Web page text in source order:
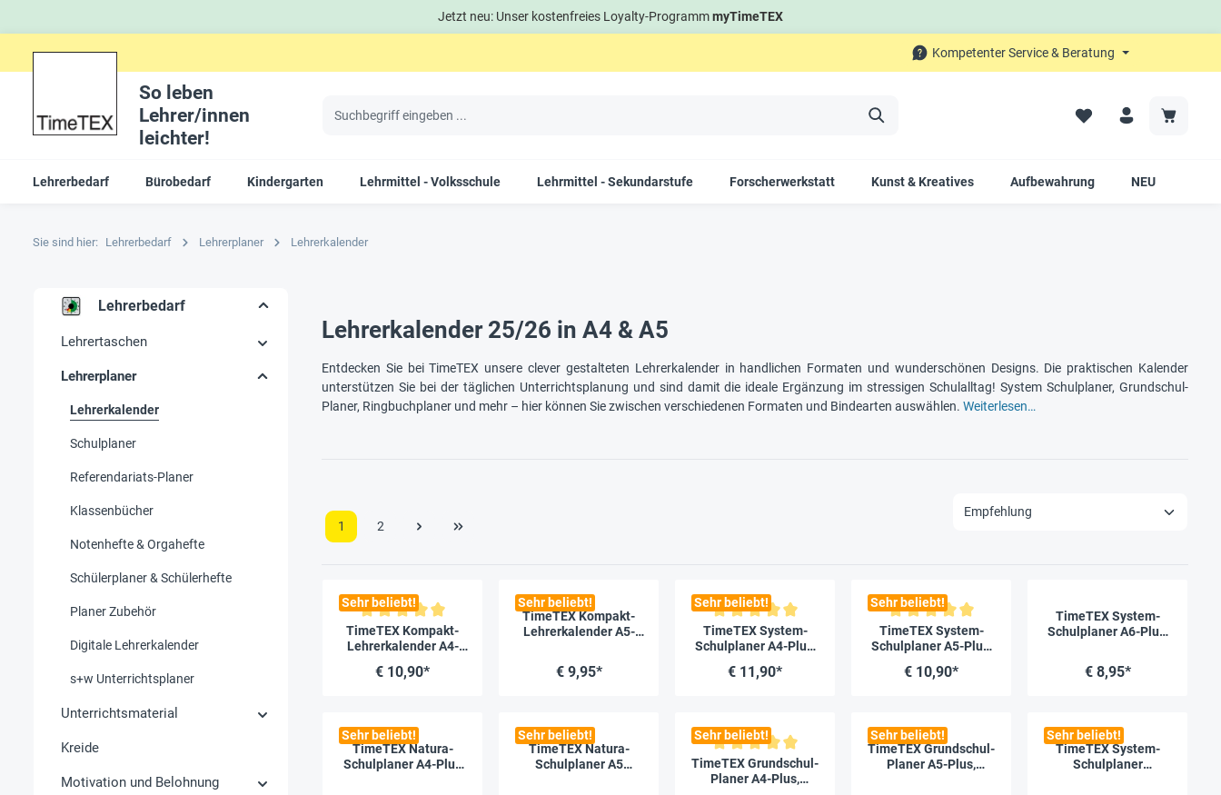
Jetzt neu: Unser kostenfreies Loyalty-ProgrammmyTimeTEX
Kompetenter Service & Beratung
So leben
Lehrer/innen
leichter!
Lehrerbedarf Bürobedarf Kindergarten Lehrmittel - Volksschule Lehrmittel - Sekundarstufe Forscherwerkstatt Kunst & Kreatives Aufbewahrung NEU
Sie sind hier: Lehrerbedarf Lehrerplaner Lehrerkalender
Lehrerbedarf
Lehrertaschen
Lehrerplaner
Lehrerkalender
Schulplaner
Referendariats-Planer
Klassenbücher
Notenhefte & Orgahefte
Schülerplaner & Schülerhefte
Planer Zubehör
Digitale Lehrerkalender
s+w Unterrichtsplaner
Unterrichtsmaterial
Kreide
Motivation und Belohnung
Lehrerkalender 25/26 in A4 & A5
Entdecken Sie bei TimeTEX unsere clever gestalteten Lehrerkalender in handlichen Formaten und wunderschönen Designs. Die praktischen Kalender
unterstützen Sie bei der täglichen Unterrichtsplanung und sind damit die ideale Ergänzung im stressigen Schulalltag! System Schulplaner, Grundschul-
Planer, Ringbuchplaner und mehr – hier können Sie zwischen verschiedenen Formaten und Bindearten auswählen. Weiterlesen…
1 2
Sehr beliebt!
Durchschnittliche Bewertung von 5 von 5 Sternen
TimeTEX Kompakt-
Lehrerkalender A4-
€ 10,90*
Sehr beliebt!
TimeTEX Kompakt-
Lehrerkalender A5-
€ 9,95*
Sehr beliebt!
Durchschnittliche Bewertung von 5 von 5 Sternen
TimeTEX System-
Schulplaner A4-Plus,
€ 11,90*
Sehr beliebt!
Durchschnittliche Bewertung von 5 von 5 Sternen
TimeTEX System-
Schulplaner A5-Plus,
€ 10,90*
TimeTEX System-
Schulplaner A6-Plus,
€ 8,95*
Sehr beliebt!
TimeTEX Natura-
Schulplaner A4-Plus
Sehr beliebt!
TimeTEX Natura-
Schulplaner A5
Sehr beliebt!
Durchschnittliche Bewertung von 5 von 5 Sternen
TimeTEX Grundschul-
Planer A4-Plus,
Sehr beliebt!
TimeTEX Grundschul-
Planer A5-Plus,
Sehr beliebt!
TimeTEX System-
Schulplaner